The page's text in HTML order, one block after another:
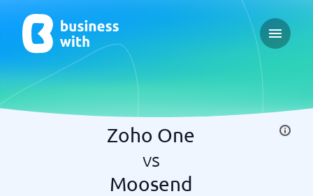
Open
Zoho One
vs
Moosend